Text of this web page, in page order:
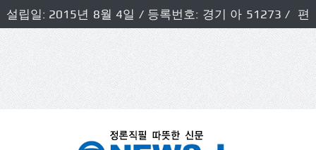
설립일: 2015년 8월 4일 / 등록번호: 경기 아 51273 / 편
집인 및 발행인: 허득천 / 개인정보책임자 및 청소년보호호
책임자: 최상규